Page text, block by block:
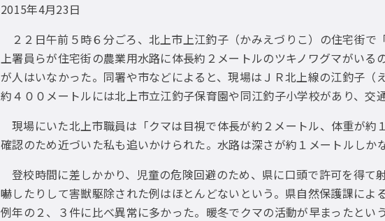
2015年4月23日
２２日午前５時６分ごろ、北上市上江釣子（かみえづりこ）の住宅街
上署員らが住宅街の農業用水路に体長約２メートルのツキノワグマがい
が人はいなかった。同署や市などによると、現場はＪＲ北上線の江釣子
約４００メートルには北上市立江釣子保育園や同江釣子小学校があり、交
現場にいた北上市職員は「クマは目視で体長が約２メートル、体重が
確認のため近づいた私も追いかけられた。水路は深さが約１メートルしか
登校時間に差しかかり、児童の危険回避のため、県に口頭で許可を得
嚇したりして害獣駆除された例はほとんどないという。県自然保護課によ
例年の２、３件に比べ異常に多かった。暖冬でクマの活動が早まったと